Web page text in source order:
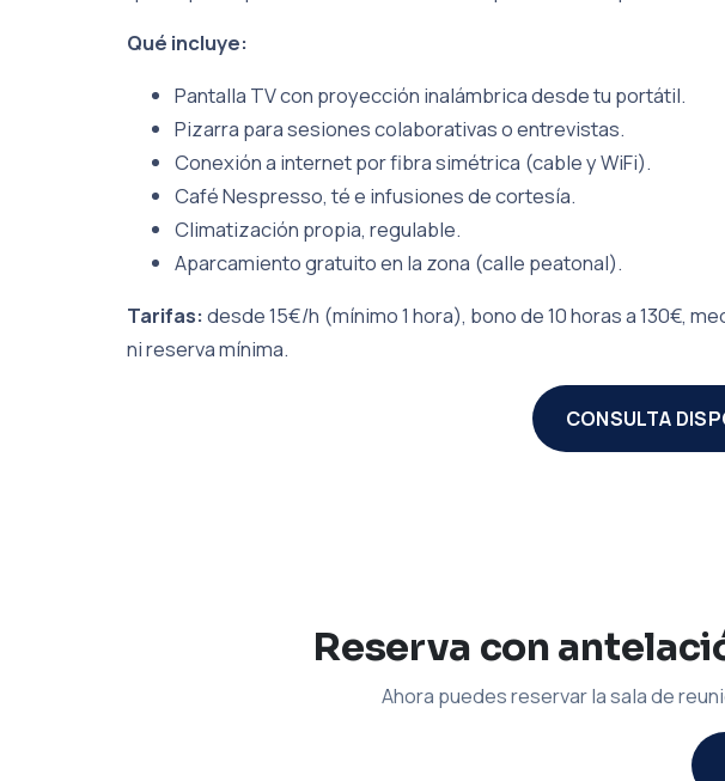
Qué incluye:
Pantalla TV con proyección inalámbrica desde tu portátil.
Pizarra para sesiones colaborativas o entrevistas.
Conexión a internet por fibra simétrica (cable y WiFi).
Café Nespresso, té e infusiones de cortesía.
Climatización propia, regulable.
Aparcamiento gratuito en la zona (calle peatonal).
Tarifas: desde 15€/h (mínimo 1 hora), bono de 10 horas a 130€,
ni reserva mínima.
CONSULTA
Reserva con
Ahora puedes reservar la sala de